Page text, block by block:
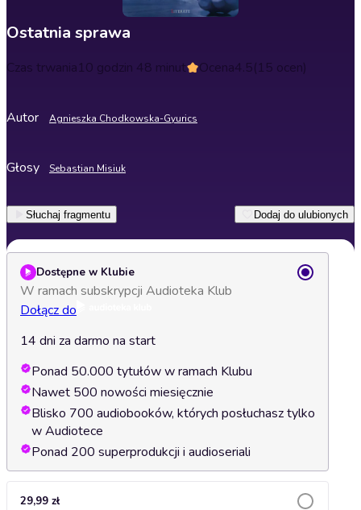
Ostatnia sprawa
Czas trwania10 godzin 48 minut Ocena4.5(15 ocen)
Autor Agnieszka Chodkowska-Gyurics
Głosy Sebastian Misiuk
Słuchaj fragmentu Dodaj do ulubionych
Dostępne w Klubie
W ramach subskrypcji Audioteka Klub
Dołącz do
14 dni za darmo na start
Ponad 50.000 tytułów w ramach Klubu
Nawet 500 nowości miesięcznie
Blisko 700 audiobooków, których posłuchasz tylko
w Audiotece
Ponad 200 superprodukcji i audioseriali
29,99 zł